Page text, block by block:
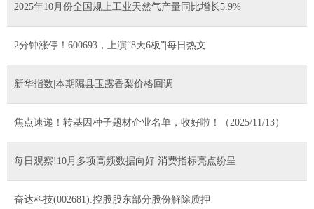
2025年10月份全国规上工业天然气产量同比增长5.9%
2分钟涨停！600693，上演“8天6板”|每日热文
新华指数|本期隰县玉露香梨价格回调
焦点速递！转基因种子题材企业名单，收好啦！（2025/11/13）
每日观察!10月多项高频数据向好 消费指标亮点纷呈
奋达科技(002681):控股股东部分股份解除质押